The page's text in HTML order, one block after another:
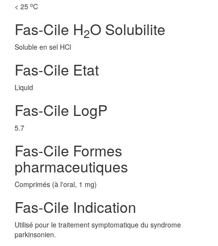
< 25 oC
Fas-Cile H2O Solubilite
Soluble en sel HCl
Fas-Cile Etat
Liquid
Fas-Cile LogP
5.7
Fas-Cile Formes
pharmaceutiques
Comprimés (à l'oral, 1 mg)
Fas-Cile Indication
Utilisé pour le traitement symptomatique du syndrome
parkinsonien.